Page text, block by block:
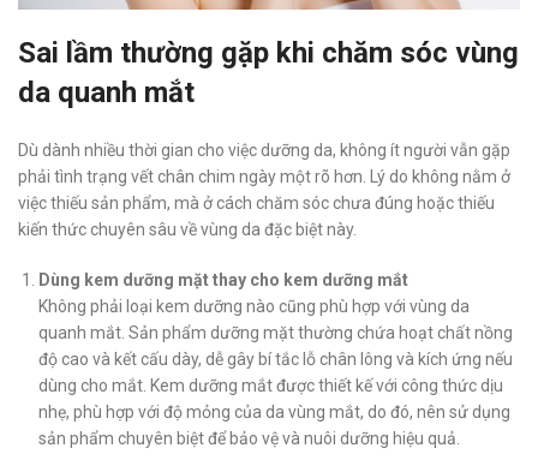
Sai lầm thường gặp khi chăm sóc vùng
da quanh mắt
Dù dành nhiều thời gian cho việc dưỡng da, không ít người vẫn gặp
phải tình trạng vết chân chim ngày một rõ hơn. Lý do không nằm ở
việc thiếu sản phẩm, mà ở cách chăm sóc chưa đúng hoặc thiếu
kiến thức chuyên sâu về vùng da đặc biệt này.
Dùng kem dưỡng mặt thay cho kem dưỡng mắt
Không phải loại kem dưỡng nào cũng phù hợp với vùng da
quanh mắt. Sản phẩm dưỡng mặt thường chứa hoạt chất nồng
độ cao và kết cấu dày, dễ gây bí tắc lỗ chân lông và kích ứng nếu
dùng cho mắt. Kem dưỡng mắt được thiết kế với công thức dịu
nhẹ, phù hợp với độ mỏng của da vùng mắt, do đó, nên sử dụng
sản phẩm chuyên biệt để bảo vệ và nuôi dưỡng hiệu quả.